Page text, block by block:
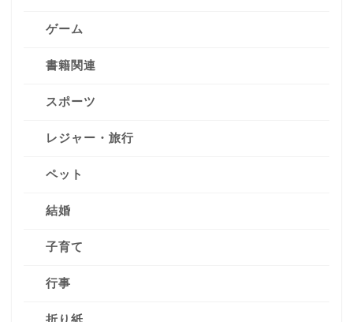
ゲーム
書籍関連
スポーツ
レジャー・旅行
ペット
結婚
子育て
行事
折り紙